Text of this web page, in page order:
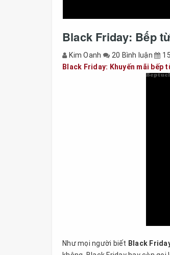
Black Friday: Bếp
Kim Oanh 20 Bình luận
Black Friday: Khuyến mãi bếp
Như mọi người biết Black